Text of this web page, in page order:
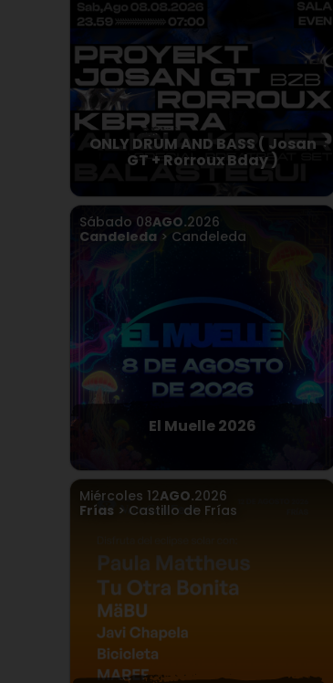
ONLY DRUM AND BASS ( Josan
GT + Rorroux Bday )
Sábado 08AGO.2026
Candeleda > Candeleda
El Muelle 2026
Miércoles 12AGO.2026
Frías > Castillo de Frías